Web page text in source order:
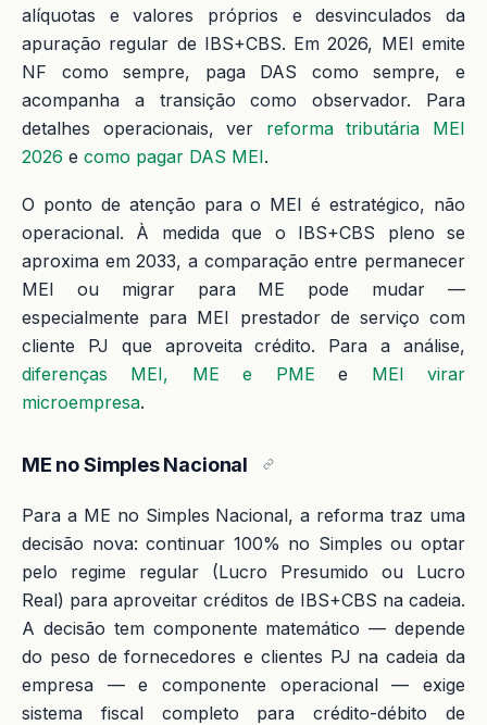
alíquotas e valores próprios e desvinculados da
apuração regular de IBS+CBS. Em 2026, MEI emite
NF como sempre, paga DAS como sempre, e
acompanha a transição como observador. Para
detalhes operacionais, ver reforma tributária MEI
2026 e como pagar DAS MEI.
O ponto de atenção para o MEI é estratégico, não
operacional. À medida que o IBS+CBS pleno se
aproxima em 2033, a comparação entre permanecer
MEI ou migrar para ME pode mudar —
especialmente para MEI prestador de serviço com
cliente PJ que aproveita crédito. Para a análise,
diferenças MEI, ME e PME e MEI virar
microempresa.
ME no Simples Nacional
Para a ME no Simples Nacional, a reforma traz uma
decisão nova: continuar 100% no Simples ou optar
pelo regime regular (Lucro Presumido ou Lucro
Real) para aproveitar créditos de IBS+CBS na cadeia.
A decisão tem componente matemático — depende
do peso de fornecedores e clientes PJ na cadeia da
empresa — e componente operacional — exige
sistema fiscal completo para crédito-débito de